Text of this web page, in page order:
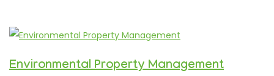
Environmental Property Management